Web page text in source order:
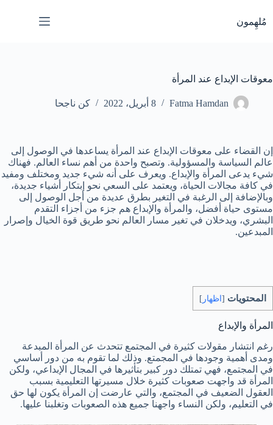
إلى
المحتوى
مُلهِمون
معوقات الإبداع عند المرأة
Fatma Hamdan 8 أبريل، 2022 كن ناجحا
إن القضاء على معوقات الإبداع عند المرأة يساعدها في الوصول إلى
عالم السياسة والمسؤولية. وتصبح واحدة من أهم نساء العالم. فهناك
شيء يدعى المرأة والإبداع. ويعرف على أنه شيء جديد ومختلف ومفيد
في كافة مجالات الحياة، ويعتمد على السعي نحو إبتكار أشياء جديدة،
وبالإضافة إلى الرغبة في التغير بطرق عديدة من أجل الوصول إلى
مستوى حياة أفضل، والمرأة والإبداع هم جزء من أجزاء التقدم
البشري، ويدخلان في تغير مسار العالم نحو طريق قوة الخيال وإصرار
المبدعين.
المحتويات [ اظهار ]
المرأة والإبداع
رغم انتشار مقولات كثيرة في المجتمع تتحدث عن المرأة المبدعة
ومدى أهمية وجودها في المجمتع. وذلك لما تقوم به من دور أساسي
في المجتمع، فهي تمتلك دور كبير بتأثيرها في المجال الإبداعي، ولكن
المرأة قد واجهت صعوبات كثيرة خلال مسيرتها التعليمية بسبب
العقول الضعيف في المجتمع، والتي عارضت إن المرأة يكون لها حق
في التعليم، ولكن النساء واجهنا جميع هذه الصعوبات وتغلبنا عليها.